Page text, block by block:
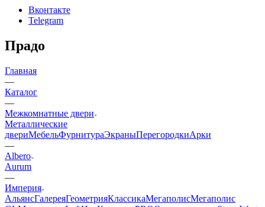
Вконтакте
Telegram
Прадо
Главная
—
Каталог
—
Межкомнатные двери
Металлические
двериМебельФурнитураЭкраныПерегородкиАрки
—
Albero
Aurum
—
Империя
АльянсГалереяГеометрияКлассикаМегаполисМегаполис